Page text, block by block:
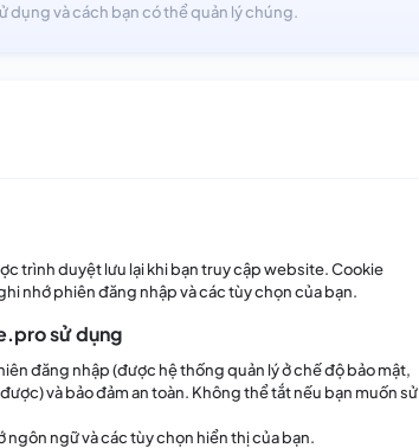
dụng và cách bạn có thể quản lý chúng.
trình duyệt lưu lại khi bạn truy cập website. Cookie
nhớ phiên đăng nhập và các tùy chọn của bạn.
sử dụng
đăng nhập (được hệ thống quản lý ở chế độ bảo mật,
và bảo đảm an toàn. Không thể tắt nếu bạn muốn sử
ngôn ngữ và các tùy chọn hiển thị của bạn.